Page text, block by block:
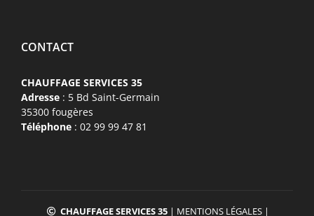
CONTACT
CHAUFFAGE SERVICES 35
Adresse : 5 Bd Saint-Germain
35300 fougères
Téléphone : 02 99 99 47 81
CHAUFFAGE SERVICES 35 | MENTIONS LÉGALES |